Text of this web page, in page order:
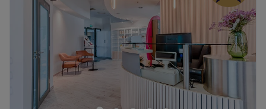
Penktadienis
20:00
Šeštadienis
18:00
Sekmadienis
Uždaryta
Pasirūpinkite savo išvaizda Ta| Dam grožio salone, kuris
yra įsikūręs Vilniuje.
Artimiausias viešasis transportas: